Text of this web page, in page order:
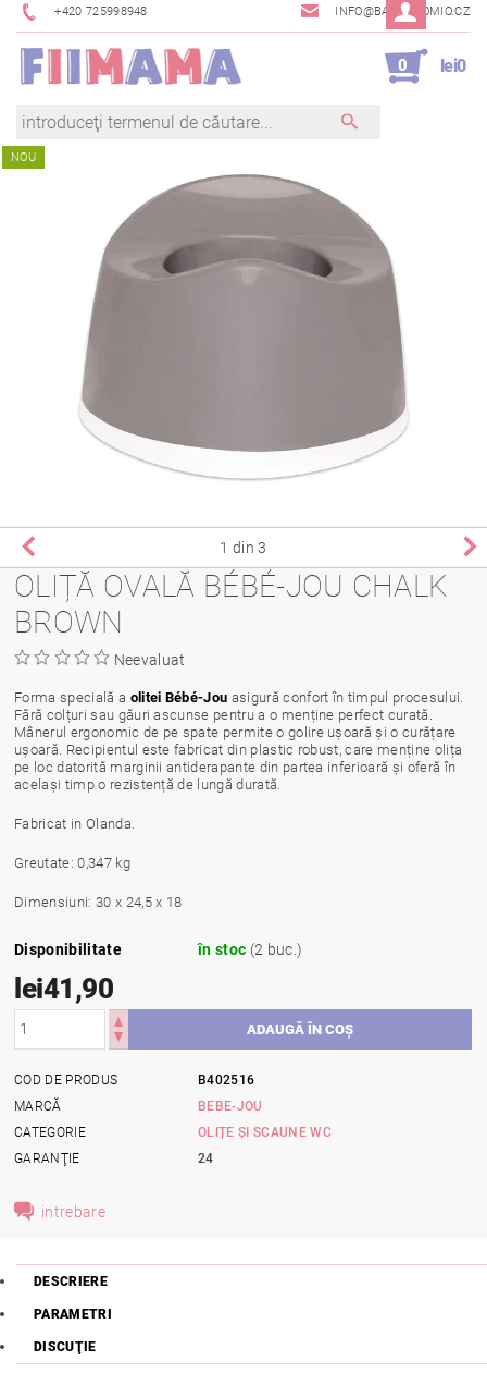
+420 725998948 INFO@BAMBINOMIO.CZ
0 lei0
NOU
1 din 3
OLIȚĂ OVALĂ BÉBÉ-JOU CHALK
BROWN
Neevaluat
Forma specială a olitei Bébé-Jou asigură confort în timpul procesului.
Fără colțuri sau găuri ascunse pentru a o menține perfect curată.
Mânerul ergonomic de pe spate permite o golire ușoară și o curățare
ușoară. Recipientul este fabricat din plastic robust, care menține olița
pe loc datorită marginii antiderapante din partea inferioară și oferă în
același timp o rezistență de lungă durată.
Fabricat in Olanda.
Greutate: 0,347 kg
Dimensiuni: 30 x 24,5 x 18
Disponibilitate în stoc (2 buc.)
lei41,90
COD DE PRODUS
B402516
MARCĂ
BEBE-JOU
CATEGORIE
OLIȚE ȘI SCAUNE WC
GARANŢIE
24
intrebare
DESCRIERE
PARAMETRI
DISCUŢIE